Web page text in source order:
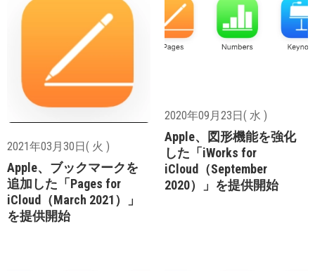
2021年03月30日( 火 )
Apple、ブックマークを
追加した「Pages for
iCloud（March 2021）」
を提供開始
2020年09月23日( 水 )
Apple、図形機能を強化
した「iWorks for
iCloud（September
2020）」を提供開始